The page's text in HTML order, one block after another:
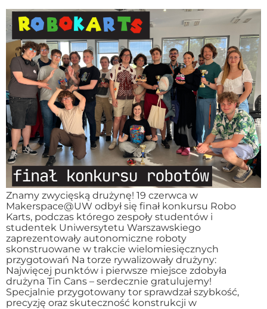
Znamy zwycięską drużynę! 19 czerwca w
Makerspace@UW odbył się finał konkursu Robo
Karts, podczas którego zespoły studentów i
studentek Uniwersytetu Warszawskiego
zaprezentowały autonomiczne roboty
skonstruowane w trakcie wielomiesięcznych
przygotowań Na torze rywalizowały drużyny:
Najwięcej punktów i pierwsze miejsce zdobyła
drużyna Tin Cans – serdecznie gratulujemy!
Specjalnie przygotowany tor sprawdzał szybkość,
precyzję oraz skuteczność konstrukcji w